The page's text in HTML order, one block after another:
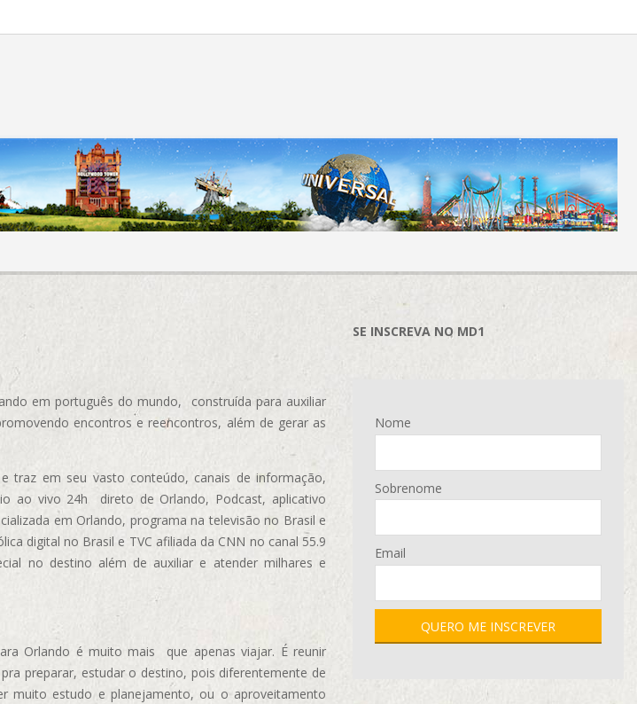
em português do mundo, construída para auxiliar
encontros e reencontros, além de gerar as
traz em seu vasto conteúdo, canais de informação,
ao vivo 24h direto de Orlando, Podcast, aplicativo
em Orlando, programa na televisão no Brasil e
digital no Brasil e TVC afiliada da CNN no canal 55.9
no destino além de auxiliar e atender milhares e
Orlando é muito mais que apenas viajar. É reunir
preparar, estudar o destino, pois diferentemente de
muito estudo e planejamento, ou o aproveitamento
SE INSCREVA NO MD1
Nome
Sobrenome
Email